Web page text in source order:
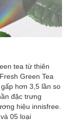
tea từ thiên
Green Tea
hơn 3,5 lần so
đặc trưng
hiệu innisfree.
05 loại